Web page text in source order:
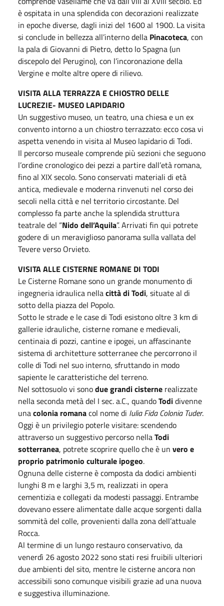
è ospitata in una splendida con decorazioni realizzate
in epoche diverse, dagli inizi del 1600 al 1900. La visita
si conclude in bellezza all’interno della Pinacoteca, con
la pala di Giovanni di Pietro, detto lo Spagna (un
discepolo del Perugino), con l’incoronazione della
Vergine e molte altre opere di rilievo.
VISITA ALLA TERRAZZA E CHIOSTRO DELLE
LUCREZIE- MUSEO LAPIDARIO
Un suggestivo museo, un teatro, una chiesa e un ex
convento intorno a un chiostro terrazzato: ecco cosa vi
aspetta venendo in visita al Museo lapidario di Todi.
Il percorso museale comprende più sezioni che seguono
l’ordine cronologico dei pezzi a partire dall’età romana,
fino al XIX secolo. Sono conservati materiali di età
antica, medievale e moderna rinvenuti nel corso dei
secoli nella città e nel territorio circostante. Del
complesso fa parte anche la splendida struttura
teatrale del “Nido dell’Aquila”. Arrivati fin qui potrete
godere di un meraviglioso panorama sulla vallata del
Tevere verso Orvieto.
VISITA ALLE CISTERNE ROMANE DI TODI
Le Cisterne Romane sono un grande monumento di
ingegneria idraulica nellacittà di Todi, situate al di
sotto della piazza del Popolo.
Sotto le strade e le case di Todi esistono oltre 3 km di
gallerie idrauliche, cisterne romane e medievali,
centinaia di pozzi, cantine e ipogei, un affascinante
sistema di architetture sotterranee che percorrono il
colle di Todi nel suo interno, sfruttando in modo
sapiente le caratteristiche del terreno.
Nel sottosuolo vi sonodue grandi cisterne realizzate
nella seconda metà del I sec. a.C., quandoTodidivenne
unacolonia romanacol nome di Iulia Fida Colonia Tuder.
Oggi è un privilegio poterle visitare: scendendo
attraverso un suggestivo percorso nellaTodi
sotterranea, potrete scoprire quello che è un vero e
proprio patrimonio culturale ipogeo.
Ognuna delle cisterne è composta da dodici ambienti
lunghi 8 m e larghi 3,5 m, realizzati in opera
cementizia e collegati da modesti passaggi. Entrambe
dovevano essere alimentate dalle acque sorgenti dalla
sommità del colle, provenienti dalla zona dell’attuale
Rocca.
Al termine di un lungo restauro conservativo, da
venerdì 26 agosto 2022 sono stati resi fruibili ulteriori
due ambienti del sito, mentre le cisterne ancora non
accessibili sono comunque visibili grazie ad una nuova
e suggestiva illuminazione.